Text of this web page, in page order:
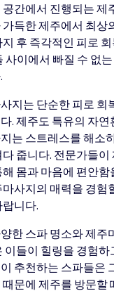
간에서 진행되는 제
득한 제주에서 최상
후 즉각적인 피로
사이에서 빠질 수 없
지는 단순한 피로 회
. 제주도 특유의 자연
는 스트레스를 해소
줍니다. 전문가들이
몸과 마음에 편안함
사지의 매력을 경험
니다.
한 스파 명소와 제주
이들이 힐링을 경험하
추천하는 스파들은
문에 제주를 방문할